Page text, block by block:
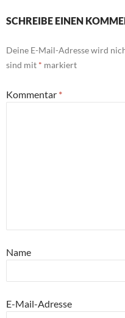
SCHREIBE EINEN
Deine E-Mail-Adresse wird
sind mit * markiert
Kommentar *
Name
E-Mail-Adresse